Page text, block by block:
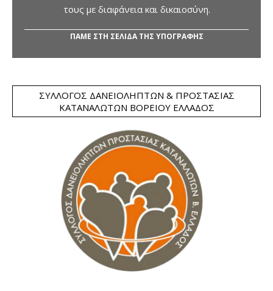
τους με διαφάνεια και δικαιοσύνη.
ΠΑΜΕ ΣΤΗ ΣΕΛΙΔΑ ΤΗΣ ΥΠΟΓΡΑΦΗΣ
ΣΎΛΛΟΓΟΣ ΔΑΝΕΙΟΛΗΠΤΏΝ & ΠΡΟΣΤΑΣΊΑΣ
ΚΑΤΑΝΑΛΩΤΏΝ ΒΟΡΕΊΟΥ ΕΛΛΆΔΟΣ